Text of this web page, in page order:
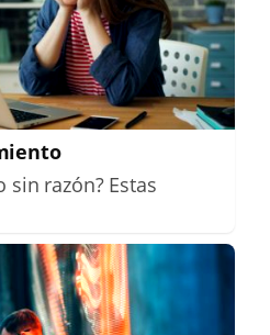
sin razón? Estas